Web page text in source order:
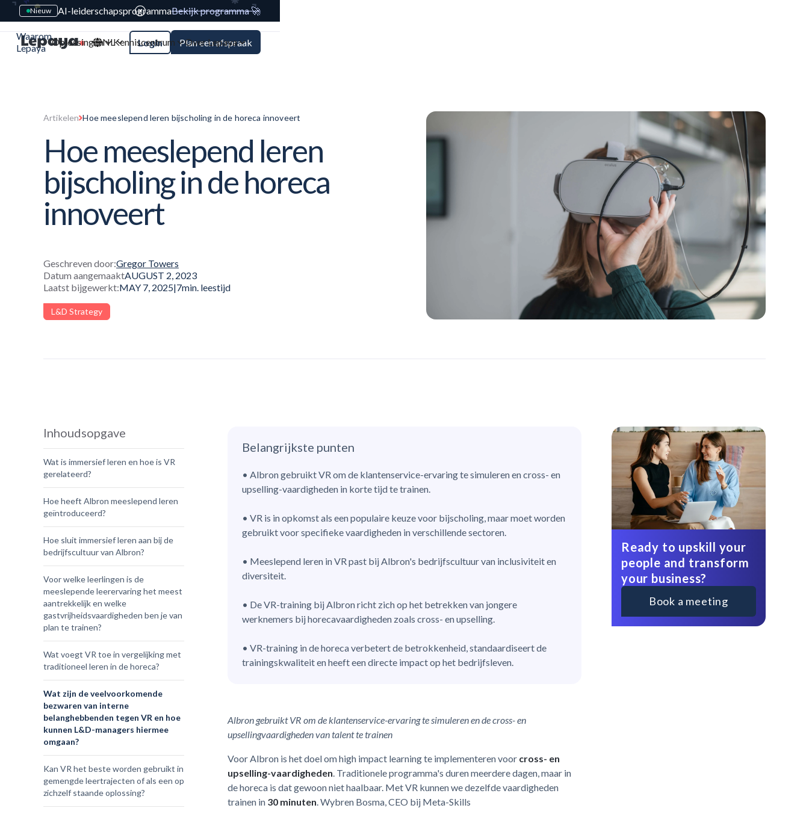
Nieuw AI-leiderschapsprogrammaBekijk programma 🚀
Waarom
Lepaya
Oplossingen Kenniscentrum Over Lepaya
NL Login Plan een afspraak
Artikelen Hoe meeslepend leren bijscholing in de horeca innoveert
Hoe meeslepend leren
bijscholing in de horeca
innoveert
Geschreven door:Gregor Towers
Datum aangemaaktAUGUST 2, 2023
Laatst bijgewerkt:MAY 7, 2025|7min. leestijd
L&D Strategy
Inhoudsopgave
Wat is immersief leren en hoe is VR
gerelateerd?
Hoe heeft Albron meeslepend leren
geïntroduceerd?
Hoe sluit immersief leren aan bij de
bedrijfscultuur van Albron?
Voor welke leerlingen is de
meeslepende leerervaring het meest
aantrekkelijk en welke
gastvrijheidsvaardigheden ben je van
plan te trainen?
Wat voegt VR toe in vergelijking met
traditioneel leren in de horeca?
Wat zijn de veelvoorkomende
bezwaren van interne
belanghebbenden tegen VR en hoe
kunnen L&D-managers hiermee
omgaan?
Kan VR het beste worden gebruikt in
gemengde leertrajecten of als een op
zichzelf staande oplossing?
Belangrijkste punten
• Albron gebruikt VR om de klantenservice-ervaring te simuleren en cross- en
upselling-vaardigheden in korte tijd te trainen.
• VR is in opkomst als een populaire keuze voor bijscholing, maar moet worden
gebruikt voor specifieke vaardigheden in verschillende sectoren.
• Meeslepend leren in VR past bij Albron's bedrijfscultuur van inclusiviteit en
diversiteit.
• De VR-training bij Albron richt zich op het betrekken van jongere
werknemers bij horecavaardigheden zoals cross- en upselling.
• VR-training in de horeca verbetert de betrokkenheid, standaardiseert de
trainingskwaliteit en heeft een directe impact op het bedrijfsleven.
Albron gebruikt VR om de klantenservice-ervaring te simuleren en de cross- en
upsellingvaardigheden van talent te trainen
Voor Albron is het doel om high impact learning te implementeren voor cross- en
upselling-vaardigheden. Traditionele programma's duren meerdere dagen, maar in
de horeca is dat gewoon niet haalbaar. Met VR kunnen we dezelfde vaardigheden
trainen in 30 minuten. Wybren Bosma, CEO bij Meta-Skills
Ready to upskill your
people and transform
your business?
Book a meeting